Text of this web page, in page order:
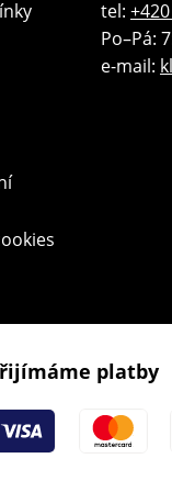
tel:
Po–Pá:
e-mail:
platby